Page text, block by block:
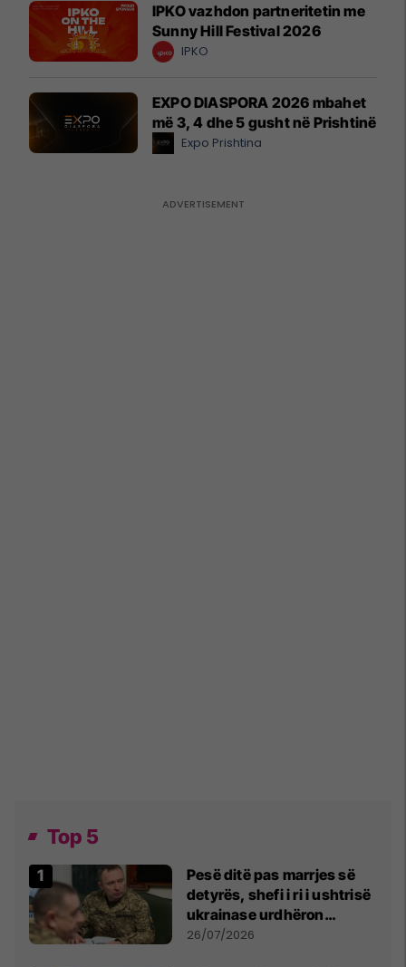
IPKO vazhdon partneritetin me
Sunny Hill Festival 2026
IPKO
EXPO DIASPORA 2026 mbahet
më 3, 4 dhe 5 gusht në Prishtinë
Expo Prishtina
Top 5
Pesë ditë pas marrjes së
detyrës, shefi i ri i ushtrisë
ukrainase urdhëron
kontroll të madh
26/07/2026